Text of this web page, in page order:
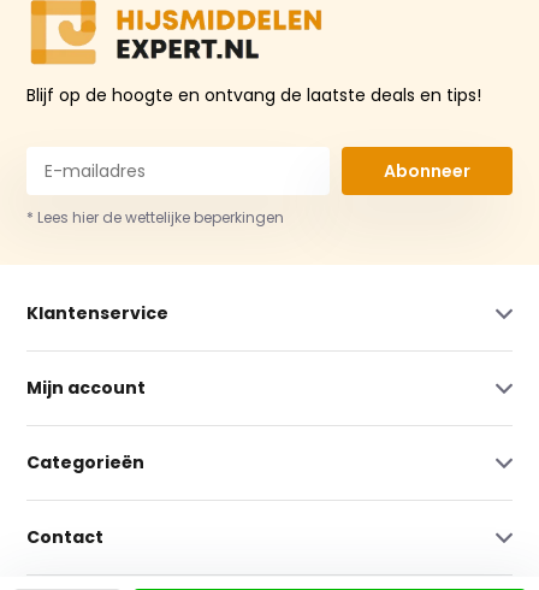
Blijf op de hoogte en ontvang de laatste deals en tips!
Abonneer
* Lees hier de wettelijke beperkingen
Klantenservice
Mijn account
Categorieën
Contact